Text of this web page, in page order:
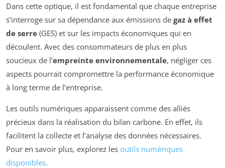
Dans cette optique, il est fondamental que chaque entreprise
s’interroge sur sa dépendance aux émissions de gaz à effet
de serre (GES) et sur les impacts économiques qui en
découlent. Avec des consommateurs de plus en plus
soucieux de l’empreinte environnementale, négliger ces
aspects pourrait compromettre la performance économique
à long terme de l’entreprise.
Les outils numériques apparaissent comme des alliés
précieux dans la réalisation du bilan carbone. En effet, ils
facilitent la collecte et l’analyse des données nécessaires.
Pour en savoir plus, explorez les outils numériques
disponibles.